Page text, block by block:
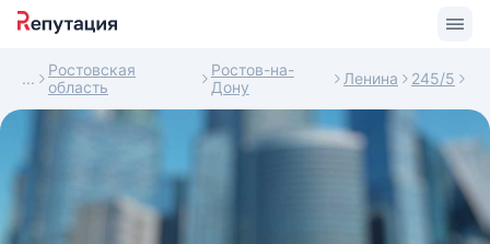
Ростовская
область
Ростов-на-
Дону
Ленина 245/5